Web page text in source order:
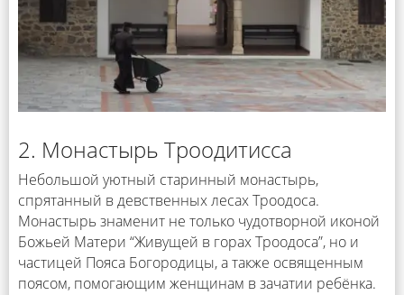
2. Монастырь Троодитисса
Небольшой уютный старинный монастырь,
спрятанный в девственных лесах Троодоса.
Монастырь знаменит не только чудотворной иконой
Божьей Матери “Живущей в горах Троодоса”, но и
частицей Пояса Богородицы, а также освященным
поясом, помогающим женщинам в зачатии ребёнка.